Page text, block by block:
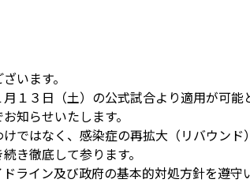
います。
１３日（土）の公式試合より適用が可
知らせいたします。
ではなく、感染症の再拡大（リバウン
き徹底して参ります。
ライン及び政府の基本的対処方針を遵